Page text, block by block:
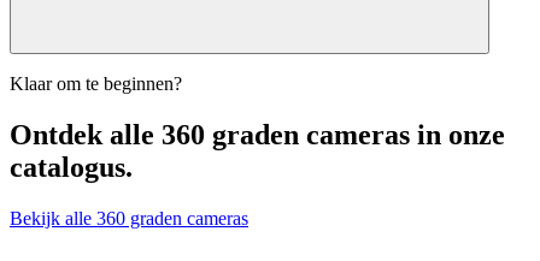
Klaar om te beginnen?
Ontdek alle 360 graden cameras in onze
catalogus.
Bekijk alle 360 graden cameras